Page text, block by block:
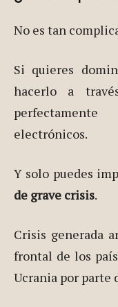
No es tan
Si quieres
hacerlo a
electrónicos.
Y solo puedes
de grave crisis.
Crisis generada
frontal de los
Ucrania por parte